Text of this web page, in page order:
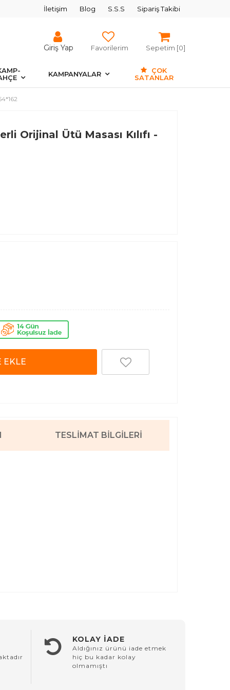
İletişim Blog S.S.S Sipariş Takibi
Giriş Yap Favorilerim Sepetim [0]
KAMPANYALAR
ÇOK
SATANLAR
Orijinal Ütü Masası Kılıfı -
EKLE
TESLIMAT BILGILERI
KOLAY İADE
Aldığınız ürünü iade etmek
hiç bu kadar kolay
olmamıştı